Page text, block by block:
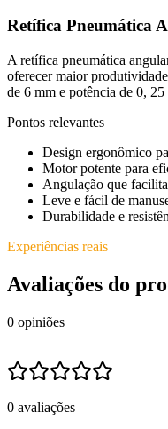
Retífica Pneumática
A retífica pneumática
oferecer maior
de 6 mm e potência de 0,
Pontos relevantes
Design ergonômico
Motor potente para
Angulação que
Leve e fácil de
Durabilidade e
Experiências reais
Avaliações do
0 opiniões
—
0 avaliações